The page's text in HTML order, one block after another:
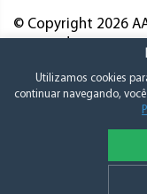
© Copyright 2026
Política de
Utilizamos cookies
continuar navegando,